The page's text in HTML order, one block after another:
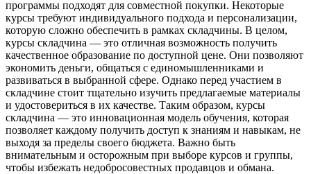
программы подходят для совместной покупки. Некоторые
курсы требуют индивидуального подхода и персонализации,
которую сложно обеспечить в рамках складчины. В целом,
курсы складчина — это отличная возможность получить
качественное образование по доступной цене. Они позволяют
экономить деньги, общаться с единомышленниками и
развиваться в выбранной сфере. Однако перед участием в
складчине стоит тщательно изучить предлагаемые материалы
и удостовериться в их качестве. Таким образом, курсы
складчина — это инновационная модель обучения, которая
позволяет каждому получить доступ к знаниям и навыкам, не
выходя за пределы своего бюджета. Важно быть
внимательным и осторожным при выборе курсов и группы,
чтобы избежать недобросовестных продавцов и обмана.